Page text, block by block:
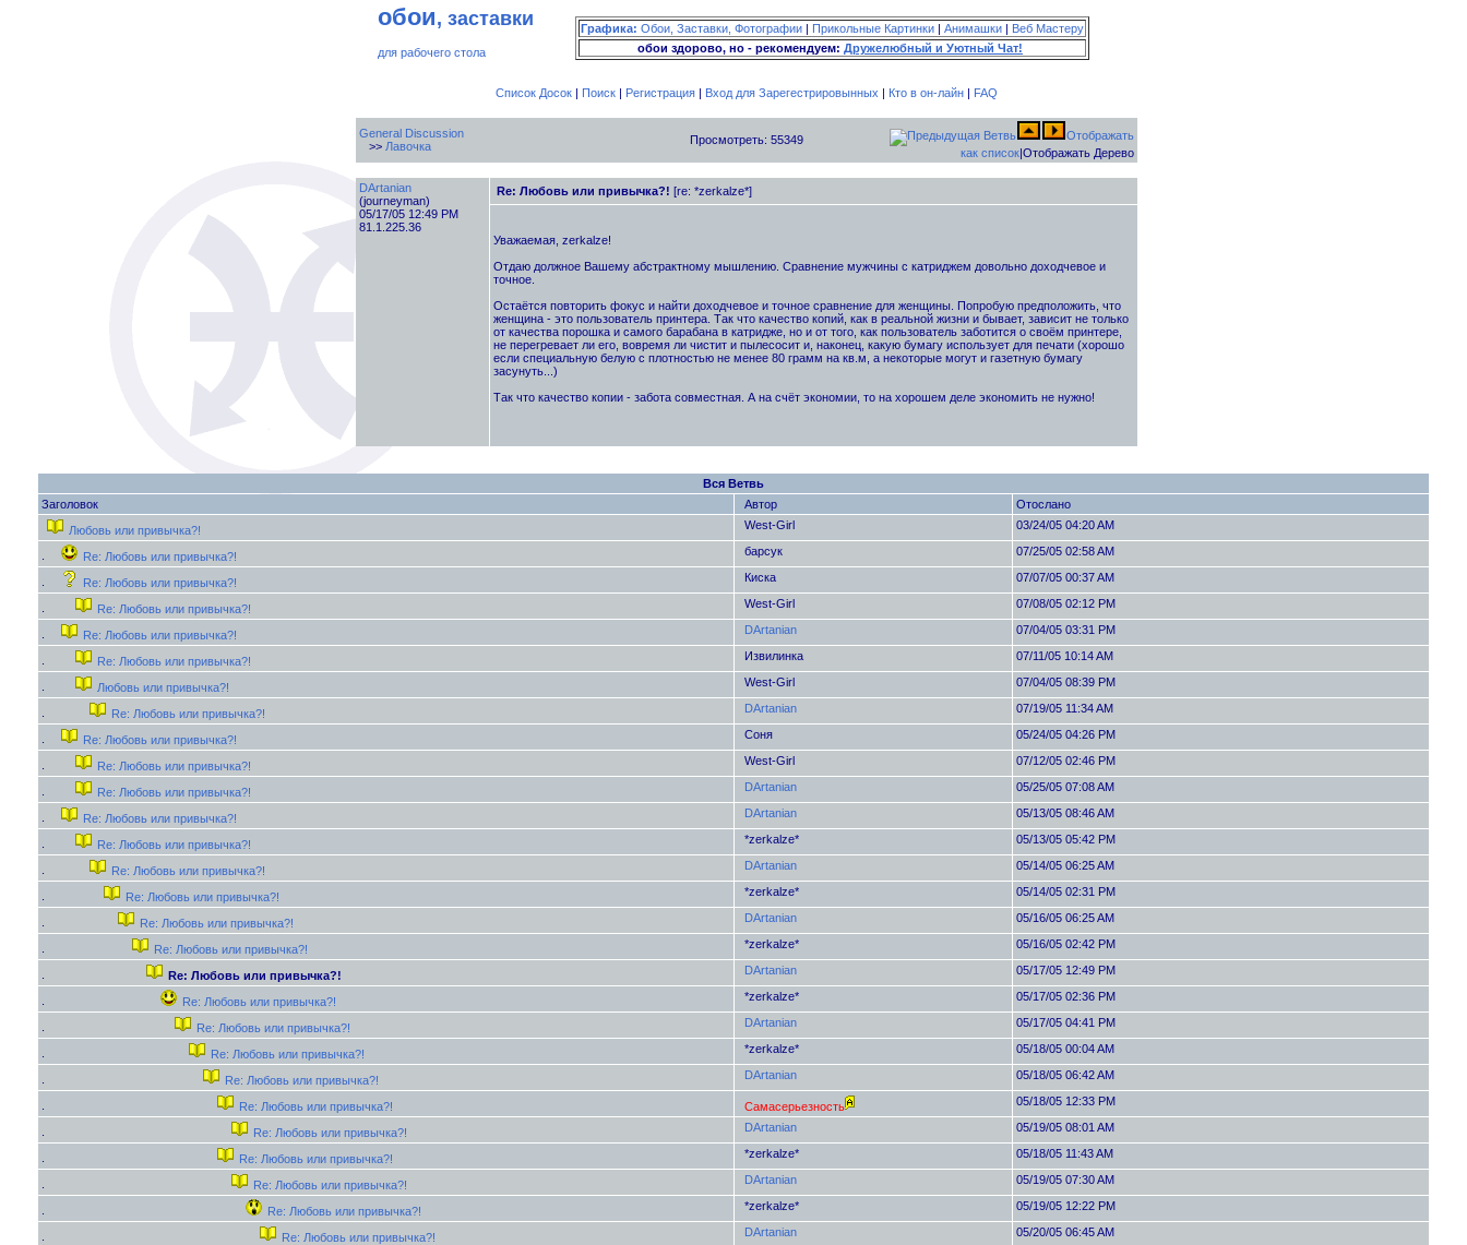
обои, заставки
для рабочего стола
Графика: Обои, Заставки, Фотографии | Прикольные Картинки | Анимашки | Веб Мастеру
обои здорово, но - рекомендуем: Дружелюбный и Уютный Чат!
Список Досок| Поиск| Регистрация| Вход для Зарегестрировынных | Кто в он-лайн| FAQ
General Discussion
>> Лавочка Просмотреть: 55349
Отображать
как список|Отображать Дерево
DArtanian
(journeyman)
05/17/05 12:49 PM
81.1.225.36
Re: Любовь или привычка?! [re: *zerkalze*]
Уважаемая, zerkalze!
Отдаю должное Вашему абстрактному мышлению. Сравнение мужчины с катриджем довольно доходчевое и
точное.
Остаётся повторить фокус и найти доходчевое и точное сравнение для женщины. Попробую предположить, что
женщина - это пользователь принтера. Так что качество копий, как в реальной жизни и бывает, зависит не только
от качества порошка и самого барабана в катридже, но и от того, как пользователь заботится о своём принтере,
не перегревает ли его, вовремя ли чистит и пылесосит и, наконец, какую бумагу использует для печати (хорошо
если специальную белую с плотностью не менее 80 грамм на кв.м, а некоторые могут и газетную бумагу
засунуть...)
Так что качество копии - забота совместная. А на счёт экономии, то на хорошем деле экономить не нужно!
Вся Ветвь
Заголовок
Автор
Отослано
Любовь или привычка?!
West-Girl 03/24/05 04:20 AM
Re: Любовь или привычка?! барсук 07/25/05 02:58 AM
Re: Любовь или привычка?! Киска 07/07/05 00:37 AM
Re: Любовь или привычка?! West-Girl 07/08/05 02:12 PM
Re: Любовь или привычка?! DArtanian 07/04/05 03:31 PM
Re: Любовь или привычка?! Извилинка 07/11/05 10:14 AM
Любовь или привычка?! West-Girl 07/04/05 08:39 PM
Re: Любовь или привычка?! DArtanian 07/19/05 11:34 AM
Re: Любовь или привычка?! Cоня 05/24/05 04:26 PM
Re: Любовь или привычка?! West-Girl 07/12/05 02:46 PM
Re: Любовь или привычка?! DArtanian 05/25/05 07:08 AM
Re: Любовь или привычка?! DArtanian 05/13/05 08:46 AM
Re: Любовь или привычка?! *zerkalze* 05/13/05 05:42 PM
Re: Любовь или привычка?! DArtanian 05/14/05 06:25 AM
Re: Любовь или привычка?! *zerkalze* 05/14/05 02:31 PM
Re: Любовь или привычка?! DArtanian 05/16/05 06:25 AM
Re: Любовь или привычка?! *zerkalze* 05/16/05 02:42 PM
Re: Любовь или привычка?! DArtanian 05/17/05 12:49 PM
Re: Любовь или привычка?! *zerkalze* 05/17/05 02:36 PM
Re: Любовь или привычка?! DArtanian 05/17/05 04:41 PM
Re: Любовь или привычка?! *zerkalze* 05/18/05 00:04 AM
Re: Любовь или привычка?! DArtanian 05/18/05 06:42 AM
Re: Любовь или привычка?! Самасерьезность 05/18/05 12:33 PM
Re: Любовь или привычка?! DArtanian 05/19/05 08:01 AM
Re: Любовь или привычка?! *zerkalze* 05/18/05 11:43 AM
Re: Любовь или привычка?! DArtanian 05/19/05 07:30 AM
Re: Любовь или привычка?! *zerkalze* 05/19/05 12:22 PM
Re: Любовь или привычка?! DArtanian 05/20/05 06:45 AM